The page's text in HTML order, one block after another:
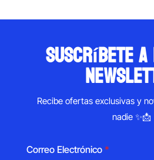
suscríbete
Recibe ofertas exclusivas y
nadie ✨📩
Correo Electrónico *